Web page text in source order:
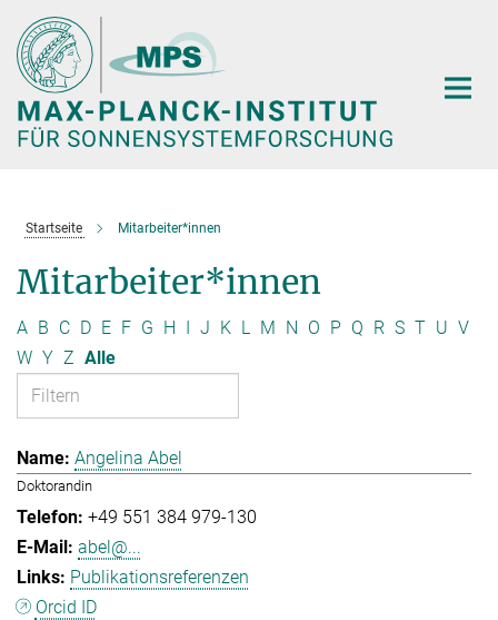
Hauptinhalt
Startseite Mitarbeiter*innen
Mitarbeiter*innen
A B C D E F G H I J K L M N O P Q R S T U V
W Y Z Alle
Angelina Abel
Doktorandin
+49 551 384 979-130
abel@...
Publikationsreferenzen
Orcid ID